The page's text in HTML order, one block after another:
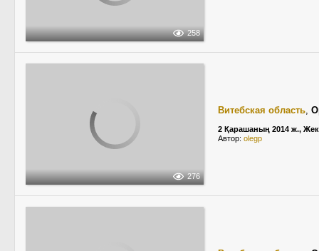
258
276
Витебская область,
2 Қарашаның 2014 ж.,
Автор: olegp